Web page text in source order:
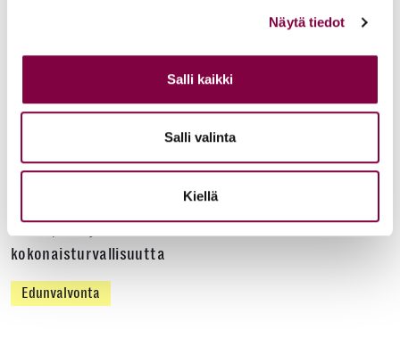
Näytä tiedot
Salli kaikki
Salli valinta
Kiellä
Uutiset 15.6.2026
Työ- ja virkasuhdeneuvonta palvelee läpi kesän
kokonaisturvallisuutta
Edunvalvonta